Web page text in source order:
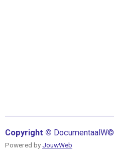
Copyright © DocumentaalW©
Powered by JouwWeb